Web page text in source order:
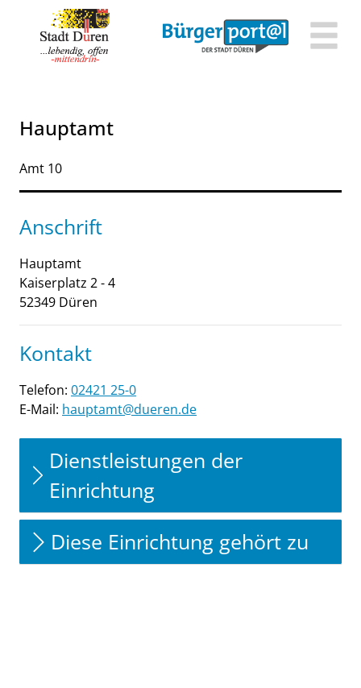
Zum Hauptinhalt springen
Zum Header
Zum Hauptinhalt
Zum Footer
Hauptamt
Kurzbezeichnung
Amt 10
Anschrift
Hauptamt
Kaiserplatz 2 - 4
52349 Düren
Kontakt
Telefon: 02421 25-0
E-Mail: hauptamt@dueren.de
Dienstleistungen der
Einrichtung
Diese Einrichtung gehört zu